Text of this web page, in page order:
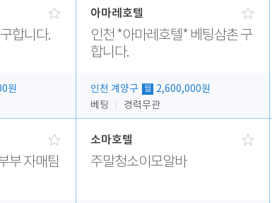
합니다.
원
아마레호텔
인천 *아마레호텔* 베팅삼촌 구
합니다.
인천 계양구 월
2,600,000원
베팅
경력무관
부 자매팀
소마호텔
주말청소이모알바